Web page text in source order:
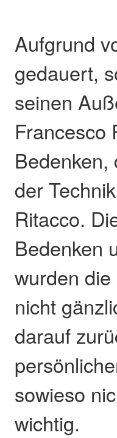
Aufgrund
gedauert,
seinen
Francesco
der
Ritacco.
Bedenken
wurden
nicht
darauf
sowieso
wichtig.